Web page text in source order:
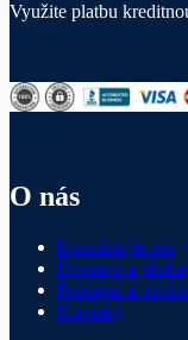
Využite platbu
O nás
Kontaktujte nás
Doprava a platba
Predajne a
Novinky